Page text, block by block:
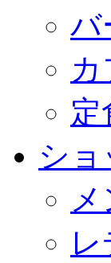
バ
定
シ